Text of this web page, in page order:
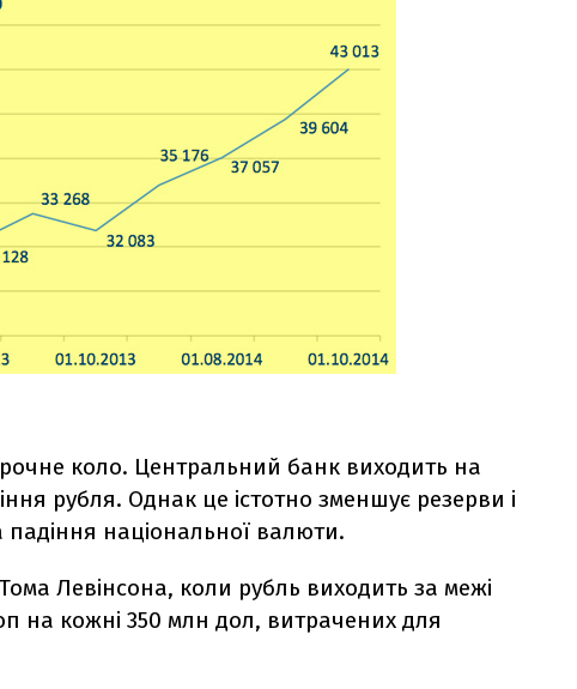
коло. Центральний банк виходить на
рубля. Однак це істотно зменшує резерви і
падіння національної валюти.
Левінсона, коли рубль виходить за межі
на кожні 350 млн дол, витрачених для